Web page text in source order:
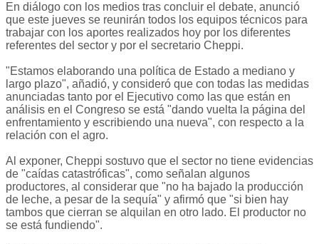
En diálogo con los medios tras concluir el debate, anunció
que este jueves se reunirán todos los equipos técnicos para
trabajar con los aportes realizados hoy por los diferentes
referentes del sector y por el secretario Cheppi.
"Estamos elaborando una política de Estado a mediano y
largo plazo", añadió, y consideró que con todas las medidas
anunciadas tanto por el Ejecutivo como las que están en
análisis en el Congreso se está "dando vuelta la página del
enfrentamiento y escribiendo una nueva", con respecto a la
relación con el agro.
Al exponer, Cheppi sostuvo que el sector no tiene evidencias
de "caídas catastróficas", como señalan algunos
productores, al considerar que "no ha bajado la producción
de leche, a pesar de la sequía" y afirmó que "si bien hay
tambos que cierran se alquilan en otro lado. El productor no
se está fundiendo".